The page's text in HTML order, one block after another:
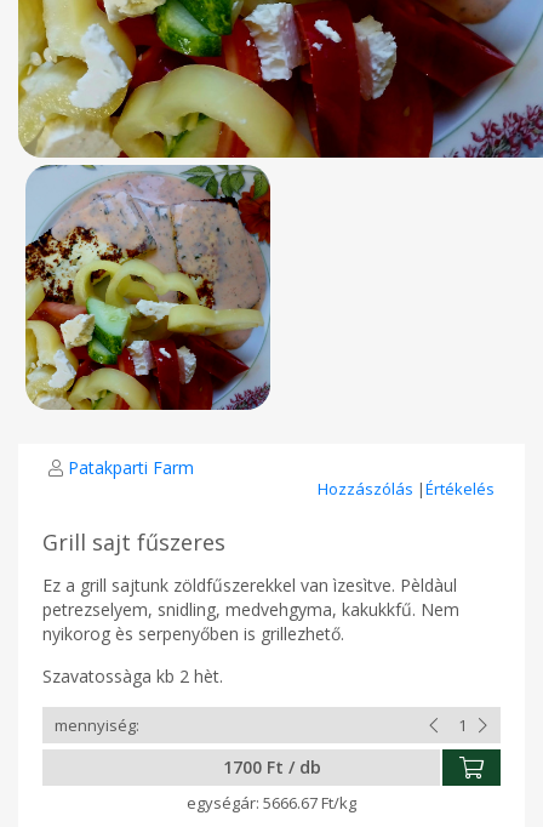
Patakparti Farm
Hozzászólás |Értékelés
Grill sajt fűszeres
Ez a grill sajtunk zöldfűszerekkel van ìzesìtve. Pèldàul
petrezselyem, snidling, medvehgyma, kakukkfű. Nem
nyikorog ès serpenyőben is grillezhető.
Szavatossàga kb 2 hèt.
1700 Ft / db
5666.67 Ft/kg